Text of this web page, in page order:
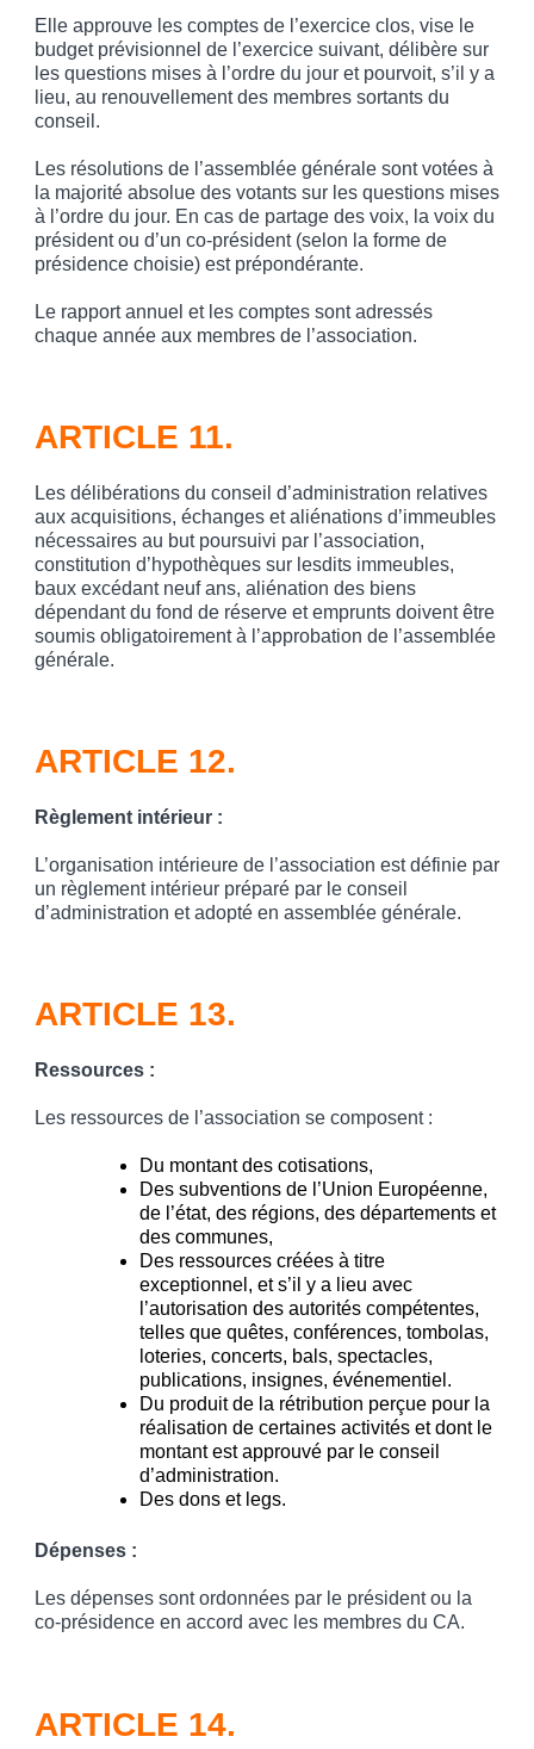
Elle approuve les comptes de l’exercice clos, vise le
budget prévisionnel de l’exercice suivant, délibère sur
les questions mises à l’ordre du jour et pourvoit, s’il y a
lieu, au renouvellement des membres sortants du
conseil.
Les résolutions de l’assemblée générale sont votées à
la majorité absolue des votants sur les questions mises
à l’ordre du jour. En cas de partage des voix, la voix du
président ou d’un co-président (selon la forme de
présidence choisie) est prépondérante.
Le rapport annuel et les comptes sont adressés
chaque année aux membres de l’association.
ARTICLE 11.
Les délibérations du conseil d’administration relatives
aux acquisitions, échanges et aliénations d’immeubles
nécessaires au but poursuivi par l’association,
constitution d’hypothèques sur lesdits immeubles,
baux excédant neuf ans, aliénation des biens
dépendant du fond de réserve et emprunts doivent être
soumis obligatoirement à l’approbation de l’assemblée
générale.
ARTICLE 12.
Règlement intérieur :
L’organisation intérieure de l’association est définie par
un règlement intérieur préparé par le conseil
d’administration et adopté en assemblée générale.
ARTICLE 13.
Ressources :
Les ressources de l’association se composent :
Du montant des cotisations,
Des subventions de l’Union Européenne,
de l’état, des régions, des départements et
des communes,
Des ressources créées à titre
exceptionnel, et s’il y a lieu avec
l’autorisation des autorités compétentes,
telles que quêtes, conférences, tombolas,
loteries, concerts, bals, spectacles,
publications, insignes, événementiel.
Du produit de la rétribution perçue pour la
réalisation de certaines activités et dont le
montant est approuvé par le conseil
d’administration.
Des dons et legs.
Dépenses :
Les dépenses sont ordonnées par le président ou la
co-présidence en accord avec les membres du CA.
ARTICLE 14.